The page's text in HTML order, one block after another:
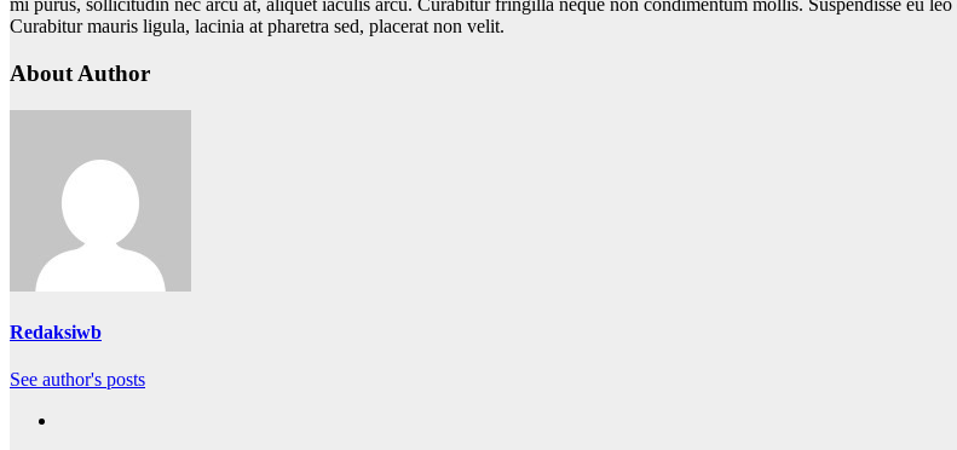
mi purus, sollicitudin nec arcu at, aliquet iaculis arcu. Curabitur fringilla neque non condimentum mollis. Suspendisse eu
Curabitur mauris ligula, lacinia at pharetra sed, placerat non velit.
About Author
Redaksiwb
See author's posts